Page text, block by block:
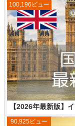
【2026年最新版】
100,196ビュー
90,925ビュー